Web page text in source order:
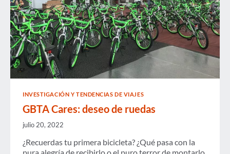
INVESTIGACIÓN Y TENDENCIAS DE VIAJES
GBTA Cares: deseo de ruedas
julio 20, 2022
¿Recuerdas tu primera bicicleta? ¿Qué pasa con la